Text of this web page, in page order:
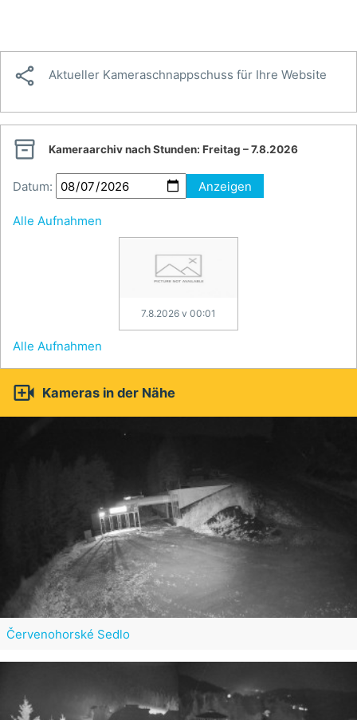
 Aktueller Kameraschnappschuss für Ihre Website
 Kameraarchiv nach Stunden: Freitag – 7.8.2026
Datum: Anzeigen
Alle Aufnahmen
7.8.2026 v 00:01
Alle Aufnahmen
 Kameras in der Nähe
Červenohorské Sedlo